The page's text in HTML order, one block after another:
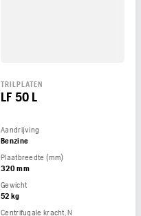
TRILPLATEN
LF 50 L
Aandrijving
Benzine
Plaatbreedte (mm)
320 mm
Gewicht
52 kg
Centrifugale kracht, N